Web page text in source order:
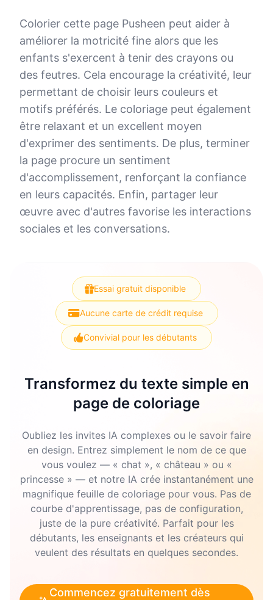
Colorier cette page Pusheen peut aider à
améliorer la motricité fine alors que les
enfants s'exercent à tenir des crayons ou
des feutres. Cela encourage la créativité, leur
permettant de choisir leurs couleurs et
motifs préférés. Le coloriage peut également
être relaxant et un excellent moyen
d'exprimer des sentiments. De plus, terminer
la page procure un sentiment
d'accomplissement, renforçant la confiance
en leurs capacités. Enfin, partager leur
œuvre avec d'autres favorise les interactions
sociales et les conversations.
Essai gratuit disponible
Aucune carte de crédit requise
Convivial pour les débutants
Transformez du texte simple en
page de coloriage
Oubliez les invites IA complexes ou le savoir faire
en design. Entrez simplement le nom de ce que
vous voulez — « chat », « château » ou «
princesse » — et notre IA crée instantanément une
magnifique feuille de coloriage pour vous. Pas de
courbe d'apprentissage, pas de configuration,
juste de la pure créativité. Parfait pour les
débutants, les enseignants et les créateurs qui
veulent des résultats en quelques secondes.
Commencez gratuitement dès